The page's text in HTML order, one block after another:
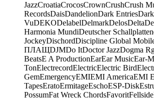
JazzCroatiaCrocosCrownCrushCrush
RecordsDaisDandelionDark Entries
VuDEKODelabelDelmarkDelosDelta
Harmonia MundiDeutscher
JockeyDischordDiscipline Global
ПЛАЩDJMDo ItDoctor JazzDogma
BeatsE A ProductionEarEar MusicEar-
TonElectrecordElectricElectric Bird
GemEmergencyEMIEMI AmericaEMI
TapesEratoErmitageEschoESP-Disk
PossumFat Wreck ChordsFavoritFellside